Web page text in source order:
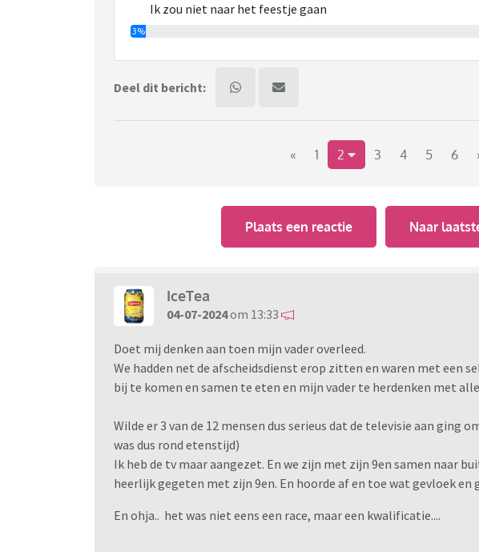
Ik zou niet naar het feestje gaan
3%
Deel dit bericht:
« 1 2 3 4 5 6
Plaats een reactie Naar
IceTea
04-07-2024om 13:33
Doet mij denken aan toen mijn vader overleed.
We hadden net de afscheidsdienst erop zitten en waren met een
bij te komen en samen te eten en mijn vader te herdenken met
Wilde er 3 van de 12 mensen dus serieus dat de televisie aan ging
was dus rond etenstijd)
Ik heb de tv maar aangezet. En we zijn met zijn 9en samen naar
heerlijk gegeten met zijn 9en. En hoorde af en toe wat gevloek en
En ohja.. het was niet eens een race, maar een kwalificatie....